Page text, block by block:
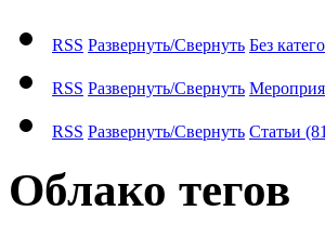
RSS Развернуть/Свернуть Без
RSS Развернуть/Свернуть
RSS Развернуть/Свернуть Статьи
Облако тегов